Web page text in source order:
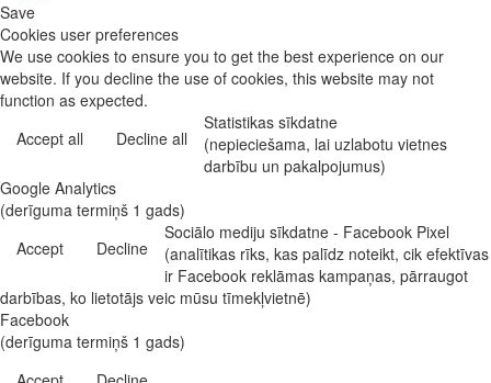
Save
Cookies user preferences
We use cookies to ensure you to get the best experience on our
website. If you decline the use of cookies, this website may not
function as expected.
Accept all
Decline all
Statistikas sīkdatne
(nepieciešama, lai uzlabotu vietnes
darbību un pakalpojumus)
Google Analytics
(derīguma termiņš 1 gads)
Accept
Decline
Sociālo mediju sīkdatne - Facebook Pixel
(analītikas rīks, kas palīdz noteikt, cik efektīvas
ir Facebook reklāmas kampaņas, pārraugot
darbības, ko lietotājs veic mūsu tīmekļvietnē)
Facebook
(derīguma termiņš 1 gads)